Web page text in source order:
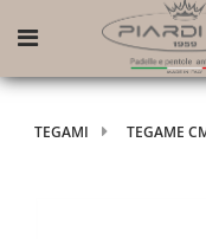
Open menu
TEGAMI TEGAME